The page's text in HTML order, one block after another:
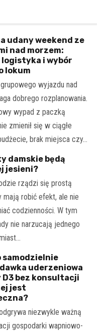
udany weekend ze
nad morzem:
i wybór
lokum
wyjazdu nad
dobrego rozplanowania.
wypad z paczką
zmienił się w ciągłe
brak miejsca czy…
damskie będą
jesieni?
rządzi się prostą
mają robić efekt, ale nie
codzienności. W tym
nie narzucają jednego
samodzielnie
uderzeniowa
bez konsultacji
jest
niezwykle ważną
gospodarki wapniowo-